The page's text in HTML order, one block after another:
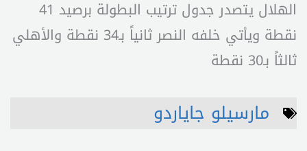
الهلال يتصدر جدول ترتيب البطولة برصيد 41
نقطة ويأتي خلفه النصر ثانياً بـ34 نقطة والأهلي
ثالثاً بـ30 نقطة
مارسيلو جاياردو